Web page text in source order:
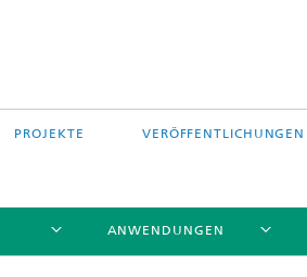
PROJEKTE VERÖFFENTLICHUNGEN
ANWENDUNGEN